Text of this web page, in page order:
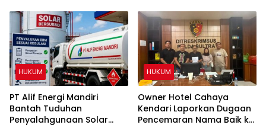
AMI
Kolaka
HUKUM
PT Alif Energi Mandiri
Bantah Tuduhan
Penyalahgunaan Solar
HUKUM
Owner Hotel Cahaya
Kendari Laporkan Dugaan
Pencemaran Nama Baik ke